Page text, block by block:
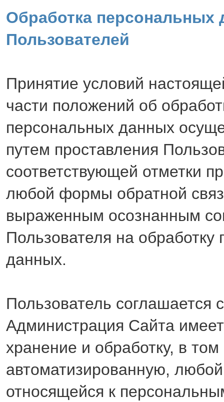
Обработка персональных
Пользователей
Принятие условий
части положений об
персональных данных
путем проставления
соответствующей отметки
любой формы обратной
выраженным осознанным
Пользователя на обработку
данных.
Пользователь соглашается
Администрация Сайта
хранение и обработку, в
автоматизированную,
относящейся к